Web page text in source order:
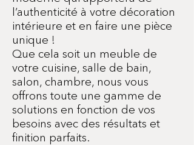
l’authenticité à votre décoration
intérieure et en faire une pièce
unique !
Que cela soit un meuble de
votre cuisine, salle de bain,
salon, chambre, nous vous
offrons toute une gamme de
solutions en fonction de vos
besoins avec des résultats et
finition parfaits.